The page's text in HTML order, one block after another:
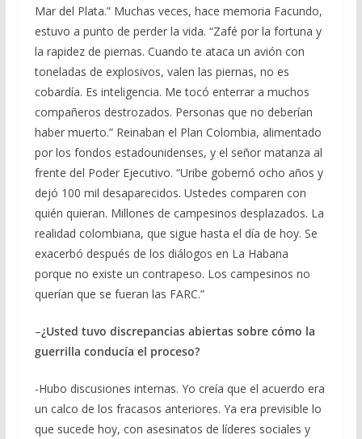
Mar del Plata.” Muchas veces, hace memoria Facundo,
estuvo a punto de perder la vida. “Zafé por la fortuna y
la rapidez de piernas. Cuando te ataca un avión con
toneladas de explosivos, valen las piernas, no es
cobardía. Es inteligencia. Me tocó enterrar a muchos
compañeros destrozados. Personas que no deberían
haber muerto.” Reinaban el Plan Colombia, alimentado
por los fondos estadounidenses, y el señor matanza al
frente del Poder Ejecutivo. “Uribe gobernó ocho años y
dejó 100 mil desaparecidos. Ustedes comparen con
quién quieran. Millones de campesinos desplazados. La
realidad colombiana, que sigue hasta el día de hoy. Se
exacerbó después de los diálogos en La Habana
porque no existe un contrapeso. Los campesinos no
querían que se fueran las FARC.”
–¿Usted tuvo discrepancias abiertas sobre cómo la
guerrilla conducía el proceso?
-Hubo discusiones internas. Yo creía que el acuerdo era
un calco de los fracasos anteriores. Ya era previsible lo
que sucede hoy, con asesinatos de líderes sociales y